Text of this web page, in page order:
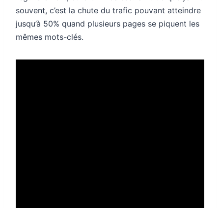
souvent, c’est la chute du trafic pouvant atteindre
jusqu’à 50% quand plusieurs pages se piquent les
mêmes mots-clés.